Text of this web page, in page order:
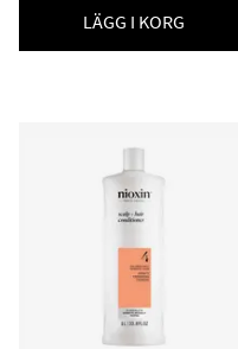
LÄGG I KORG